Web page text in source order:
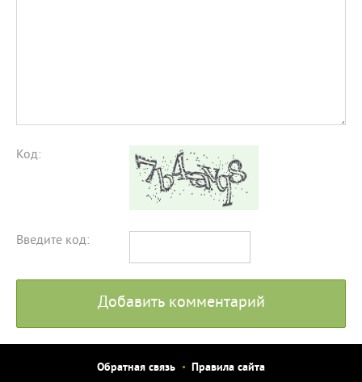
Код:
Введите код:
Добавить комментарий
Обратная связь Правила сайта